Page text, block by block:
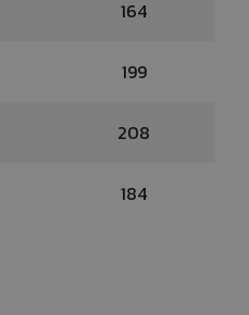
164
199
208
184